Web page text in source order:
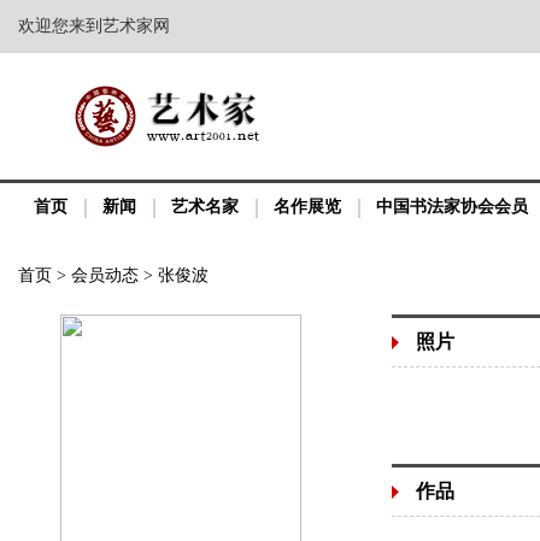
欢迎您来到艺术家网
首页 新闻 艺术名家 名作展览 中国书法家协会会员
首页 > 会员动态 > 张俊波
照片
作品